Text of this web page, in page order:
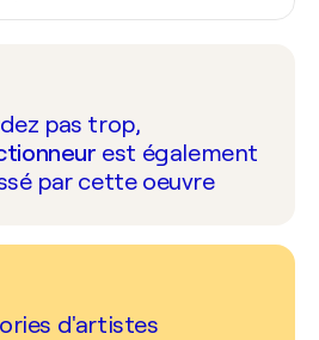
pas trop,
est également
par cette oeuvre
d'artistes